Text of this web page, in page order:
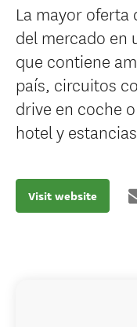
La mayor oferta
del mercado en
que contiene
país, circuitos
drive en coche
hotel y
Visit website